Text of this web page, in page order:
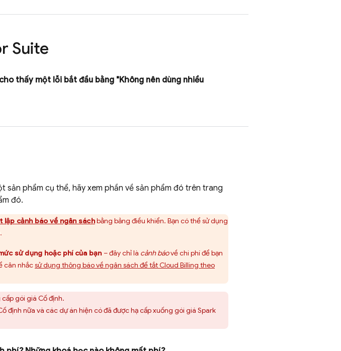
Suite
thấy một lỗi bắt đầu bằng "Không nên dùng nhiều
phẩm cụ thể, hãy xem phần về sản phẩm đó trên trang
đó.
lập cảnh báo về ngân sáchbằng bảng điều khiển. Bạn có thể sử dụng
sử dụng hoặc phí của bạn – đây chỉ là cảnh báovề chi phí để bạn
cân nhắcsử dụng thông báo về ngân sách để tắtCloud Billing theo
gói giá Cố định.
định nữa và các dự án hiện có đã được hạ cấp xuống gói giá Spark